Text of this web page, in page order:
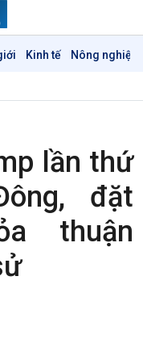
Kinh tế Nông nghiệp
lần thứ
đặt
thuận